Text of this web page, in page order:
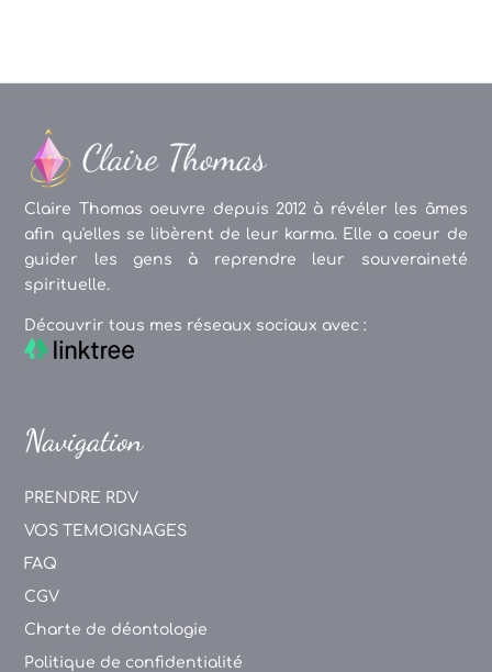
Claire Thomas oeuvre depuis 2012 à révéler les âmes
afin qu'elles se libèrent de leur karma. Elle a coeur de
guider les gens à reprendre leur souveraineté
spirituelle.
Découvrir tous mes réseaux sociaux avec :
Navigation
PRENDRE RDV
VOS TEMOIGNAGES
FAQ
CGV
Charte de déontologie
Politique de confidentialité